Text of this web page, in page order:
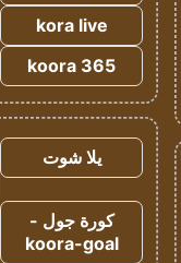
kora live
koora 365
يلا شوت
كورة جول -
koora-goal